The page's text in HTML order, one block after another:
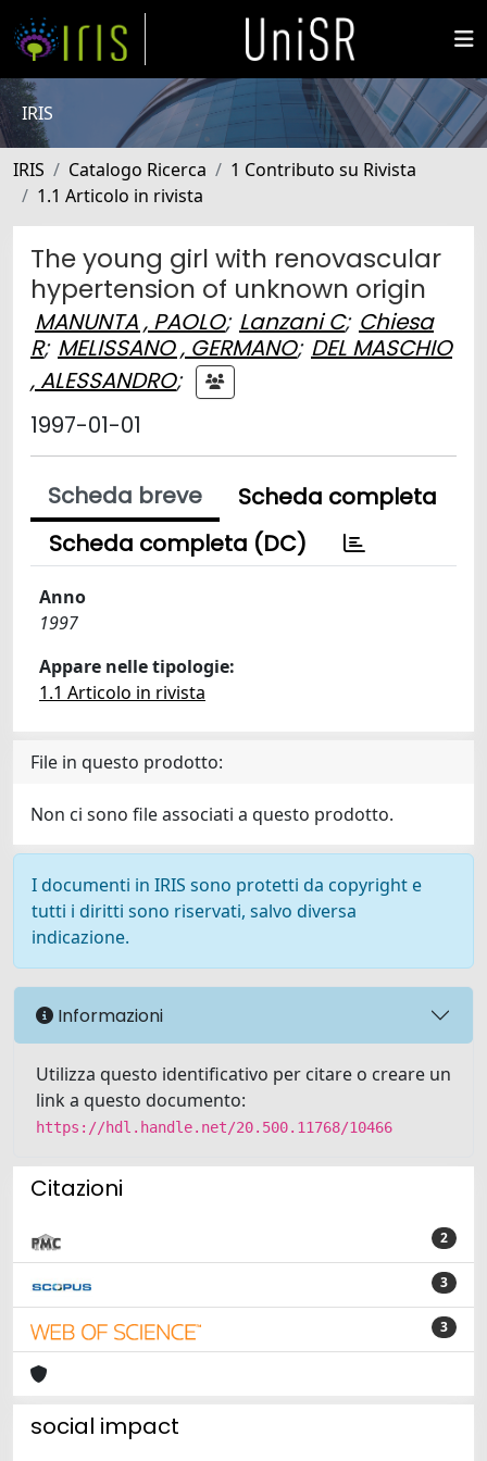
IRIS
IRIS Catalogo Ricerca
1 Contributo su Rivista
1.1 Articolo in rivista
The young girl with renovascular
hypertension of unknown origin
MANUNTA , PAOLO; Lanzani C; Chiesa
R; MELISSANO , GERMANO; DEL MASCHIO
, ALESSANDRO;
1997-01-01
Scheda breve
Scheda completa
Scheda completa (DC)
Anno
1997
Appare nelle tipologie:
1.1 Articolo in rivista
File in questo prodotto:
Non ci sono file associati a questo prodotto.
I documenti in IRIS sono protetti da copyright e
tutti i diritti sono riservati, salvo diversa
indicazione.
Informazioni
Utilizza questo identificativo per citare o creare un
link a questo documento:
https://hdl.handle.net/20.500.11768/10466
Citazioni
2
3
3
social impact